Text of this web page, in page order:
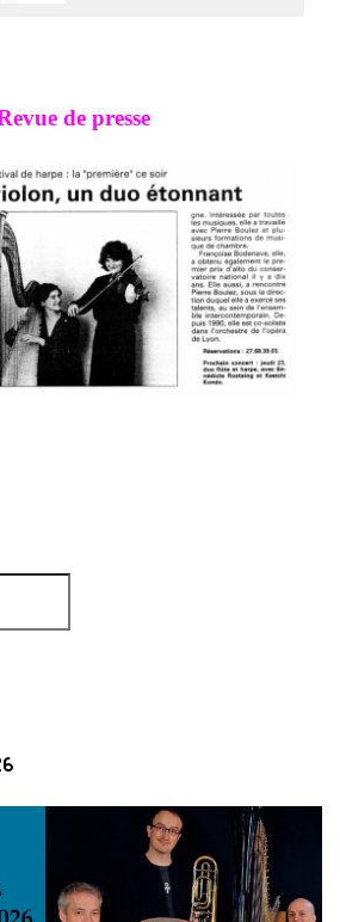
de presse